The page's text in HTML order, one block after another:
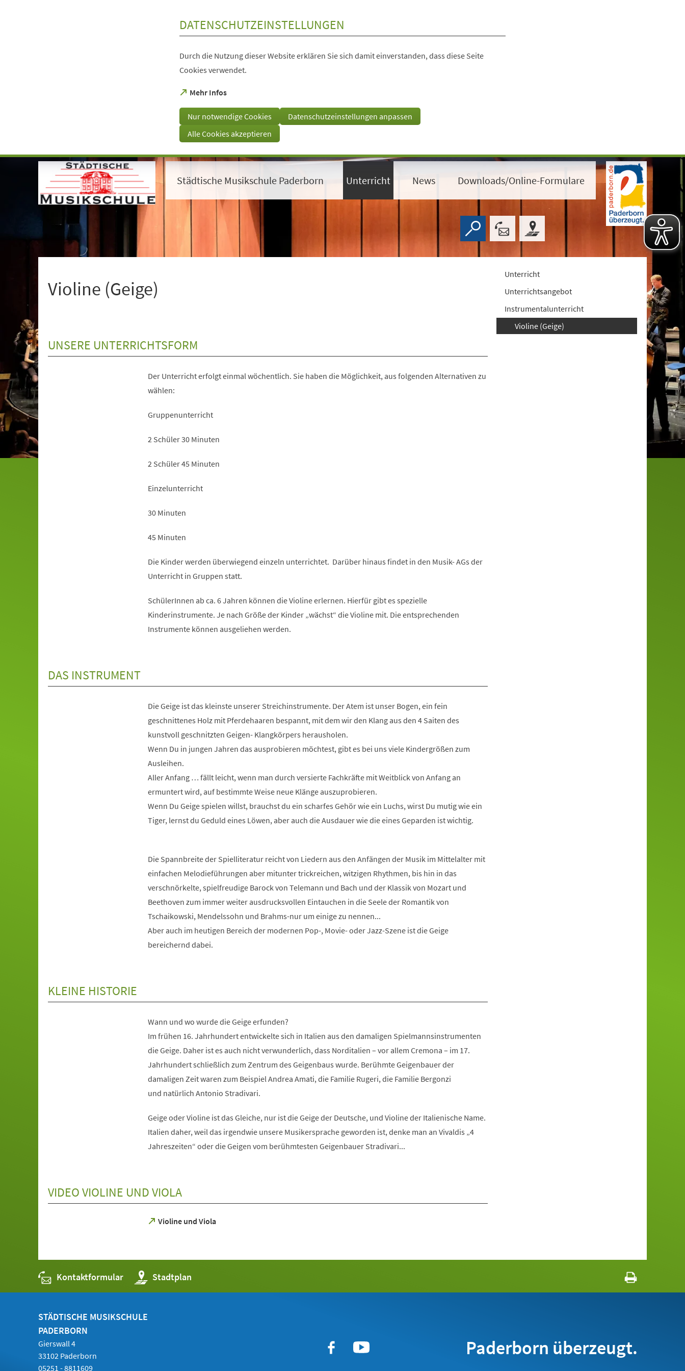
Assistenzsoftware
DATENSCHUTZEINSTELLUNGEN
Durch die Nutzung dieser Website erklären Sie sich damit einverstanden, dass diese Seite
Cookies verwendet.
Mehr Infos
(Öffnet
einem
neuen
Tab)
Nur notwendige Cookies
Datenschutzeinstellungen anpassen
Alle Cookies akzeptieren
Städtische Musikschule Paderborn Unterricht News Downloads/Online-Formulare
Violine (Geige)
UNSERE UNTERRICHTSFORM
Der Unterricht erfolgt einmal wöchentlich. Sie haben die Möglichkeit, aus folgenden Alternativen zu
wählen:
Gruppenunterricht
2 Schüler 30 Minuten
2 Schüler 45 Minuten
Einzelunterricht
30 Minuten
45 Minuten
Die Kinder werden überwiegend einzeln unterrichtet. Darüber hinaus findet in den Musik- AGs der
Unterricht in Gruppen statt.
SchülerInnen ab ca. 6 Jahren können die Violine erlernen. Hierfür gibt es spezielle
Kinderinstrumente. Je nach Größe der Kinder „wächst“ die Violine mit. Die entsprechenden
Instrumente können ausgeliehen werden.
DAS INSTRUMENT
Die Geige ist das kleinste unserer Streichinstrumente. Der Atem ist unser Bogen, ein fein
geschnittenes Holz mit Pferdehaaren bespannt, mit dem wir den Klang aus den 4 Saiten des
kunstvoll geschnitzten Geigen- Klangkörpers herausholen.
Wenn Du in jungen Jahren das ausprobieren möchtest, gibt es bei uns viele Kindergrößen zum
Ausleihen.
Aller Anfang … fällt leicht, wenn man durch versierte Fachkräfte mit Weitblick von Anfang an
ermuntert wird, auf bestimmte Weise neue Klänge auszuprobieren.
Wenn Du Geige spielen willst, brauchst du ein scharfes Gehör wie ein Luchs, wirst Du mutig wie ein
Tiger, lernst du Geduld eines Löwen, aber auch die Ausdauer wie die eines Geparden ist wichtig.
Die Spannbreite der Spielliteratur reicht von Liedern aus den Anfängen der Musik im Mittelalter mit
einfachen Melodieführungen aber mitunter trickreichen, witzigen Rhythmen, bis hin in das
verschnörkelte, spielfreudige Barock von Telemann und Bach und der Klassik von Mozart und
Beethoven zum immer weiter ausdrucksvollen Eintauchen in die Seele der Romantik von
Tschaikowski, Mendelssohn und Brahms-nur um einige zu nennen...
Aber auch im heutigen Bereich der modernen Pop-, Movie- oder Jazz-Szene ist die Geige
bereichernd dabei.
KLEINE HISTORIE
Wann und wo wurde die Geige erfunden?
Im frühen 16. Jahrhundert entwickelte sich in Italien aus den damaligen Spielmannsinstrumenten
die Geige. Daher ist es auch nicht verwunderlich, dass Norditalien – vor allem Cremona – im 17.
Jahrhundert schließlich zum Zentrum des Geigenbaus wurde. Berühmte Geigenbauer der
damaligen Zeit waren zum Beispiel Andrea Amati, die Familie Rugeri, die Familie Bergonzi
und natürlich Antonio Stradivari.
Geige oder Violine ist das Gleiche, nur ist die Geige der Deutsche, und Violine der Italienische Name.
Italien daher, weil das irgendwie unsere Musikersprache geworden ist, denke man an Vivaldis „4
Jahreszeiten“ oder die Geigen vom berühmtesten Geigenbauer Stradivari...
VIDEO VIOLINE UND VIOLA
Violine und Viola
(Öffnet
Tab)
Unterricht
Unterrichtsangebot
Instrumentalunterricht
Violine (Geige)
Kontaktformular Stadtplan
(Öffnet
in
einem
Tab)
STÄDTISCHE MUSIKSCHULE
PADERBORN
Gierswall 4
33102 Paderborn
05251 - 8811609
Paderborn überzeugt.